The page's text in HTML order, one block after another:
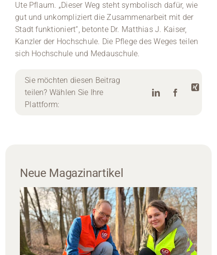
Ute Pflaum. „Dieser Weg steht symbolisch dafür, wie
gut und unkompliziert die Zusammenarbeit mit der
Stadt funktioniert“, betonte Dr. Matthias J. Kaiser,
Kanzler der Hochschule. Die Pflege des Weges teilen
sich Hochschule und Medauschule.
Sie möchten diesen Beitrag
teilen? Wählen Sie Ihre
Plattform:
Neue Magazinartikel